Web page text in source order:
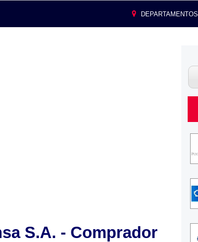
DEPARTAMENTOS
S.A. - Comprador